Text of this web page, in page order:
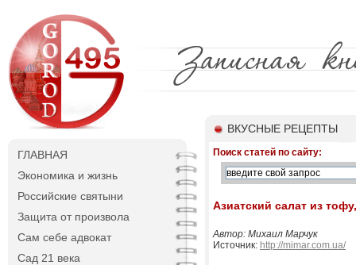
ГЛАВНАЯ
Экономика и жизнь
Российские святыни
Защита от произвола
Сам себе адвокат
Сад 21 века
ВКУСНЫЕ РЕЦЕПТЫ
Поиск статей по сайту:
Азиатский салат из
Автор: Михаил Марчук
Источник: http://mimar.com.ua/